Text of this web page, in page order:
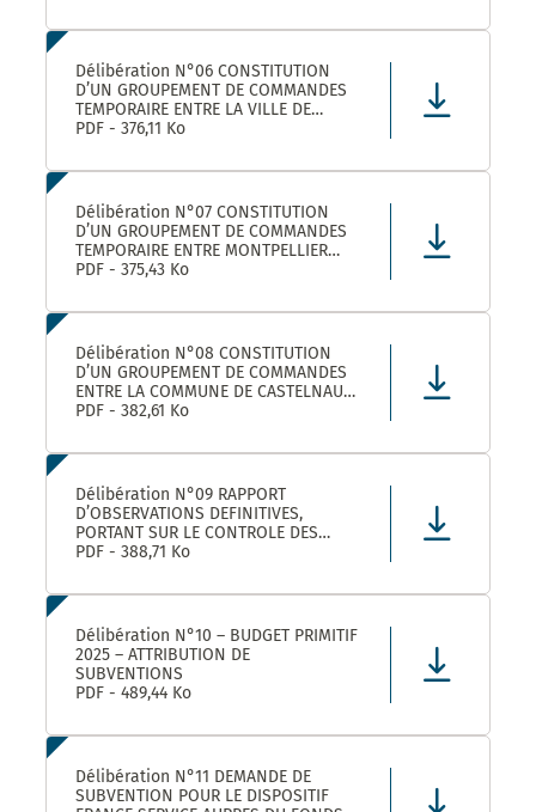
Délibération N°06 CONSTITUTION
D’UN GROUPEMENT DE COMMANDES
TEMPORAIRE ENTRE LA VILLE DE
MONTPELLIER, LA COMMUNE DE
AUTRES ACHETEURS PUBLICS POUR
ADMINISTRATIVES DE BUREAU –
ADHÉSION AU GROUPEMENT DE CO
PDF - 376,11 Ko
Délibération N°07 CONSTITUTION
D’UN GROUPEMENT DE COMMANDES
TEMPORAIRE ENTRE MONTPELLIER
MEDITERRANEE METROPOLE, LA VILLE
AUTRES ACHETEURS PUBLICS POUR LA
MATERIELS D’ENTRETIEN DES LOCAUX
– ADHÉS
PDF - 375,43 Ko
Délibération N°08 CONSTITUTION
D’UN GROUPEMENT DE COMMANDES
ENTRE LA COMMUNE DE CASTELNAU-
LE-LEZ, LE CENTRE COMMUNAL
LEZ ET SES ETABLISSEMENTS
LIVRAISON ET LA GESTION DE TITRES
RESTAURANT E
PDF - 382,61 Ko
Délibération N°09 RAPPORT
D’OBSERVATIONS DEFINITIVES,
PORTANT SUR LE CONTROLE DES
COMPTES ET DE LA GESTION DE
METROPOLE AU TITRE DES EXERCICES
PDF - 388,71 Ko
Délibération N°10 – BUDGET PRIMITIF
2025 – ATTRIBUTION DE
SUBVENTIONS
PDF - 489,44 Ko
Délibération N°11 DEMANDE DE
SUBVENTION POUR LE DISPOSITIF